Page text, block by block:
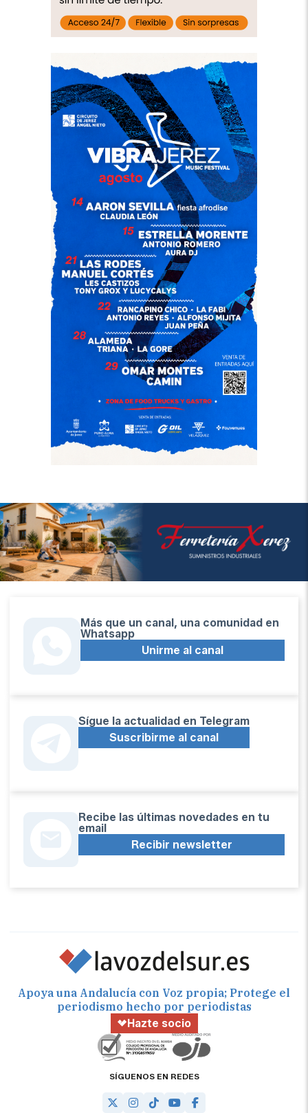
Más que un canal, una comunidad en
Whatsapp
Unirme al canal
Sígue la actualidad en Telegram
Suscribirme al canal
Recibe las últimas novedades en tu
email
Recibir newsletter
Apoya una Andalucía con Voz propia; Protege el
periodismo hecho por periodistas
Hazte socio
SÍGUENOS EN REDES